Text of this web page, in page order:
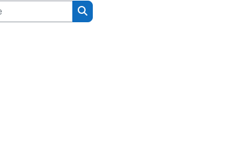
Kurzusok keresése